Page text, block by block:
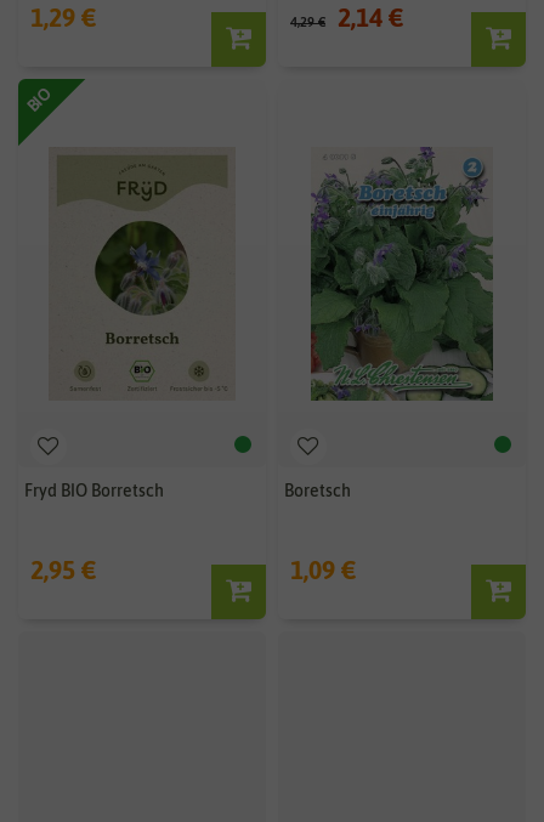
1,29 € 4,29 € 2,14 €
BIO
Fryd BIO Borretsch
2,95 €
Boretsch
1,09 €